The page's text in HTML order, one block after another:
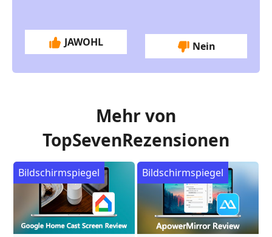
JAWOHL Nein
Mehr von
TopSevenRezensionen
Bildschirmspiegel Bildschirmspiegel